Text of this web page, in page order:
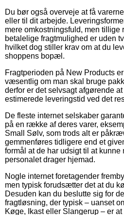
Du bør også overveje at få
eller til dit arbejde.
mere omkostningsfuld, men tillige
betalelige fragtmulighed er uden
hvilket dog stiller krav om at du
shoppens bopæl.
Fragtperioden på New Products
væsentlig om man skal bruge
derfor er det selvsagt afgørende
estimerede leveringstid ved det
De fleste internet selskaber
på en række af deres varer,
Small Sølv, som trods alt er
gemmenføres tidligere end et
formål at de har udsigt til at kunne
personalet drager hjemad.
Nogle internet foretagender
men typisk forudsætter det at du
Desuden kan du beslutte sig for
fragtløsning, der typisk – uanset
Køge, Ikast eller Slangerup – er